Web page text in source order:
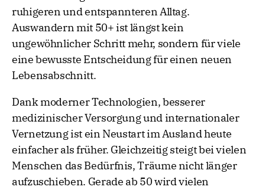
ruhigeren und entspannteren Alltag.
Auswandern mit 50+ ist längst kein
ungewöhnlicher Schritt mehr, sondern für viele
eine bewusste Entscheidung für einen neuen
Lebensabschnitt.
Dank moderner Technologien, besserer
medizinischer Versorgung und internationaler
Vernetzung ist ein Neustart im Ausland heute
einfacher als früher. Gleichzeitig steigt bei vielen
Menschen das Bedürfnis, Träume nicht länger
aufzuschieben. Gerade ab 50 wird vielen